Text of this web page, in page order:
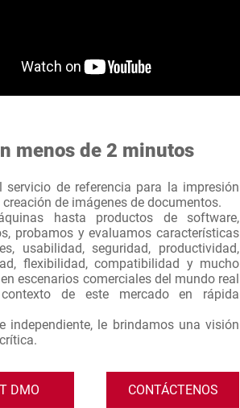
menos de 2 minutos
servicio de referencia para la impresión
de imágenes de documentos.
hasta productos de software,
probamos y evaluamos características
usabilidad, seguridad, productividad,
flexibilidad, compatibilidad y mucho
escenarios comerciales del mundo real
de este mercado en rápida
independiente, le brindamos una visión
DMO CONTÁCTENOS